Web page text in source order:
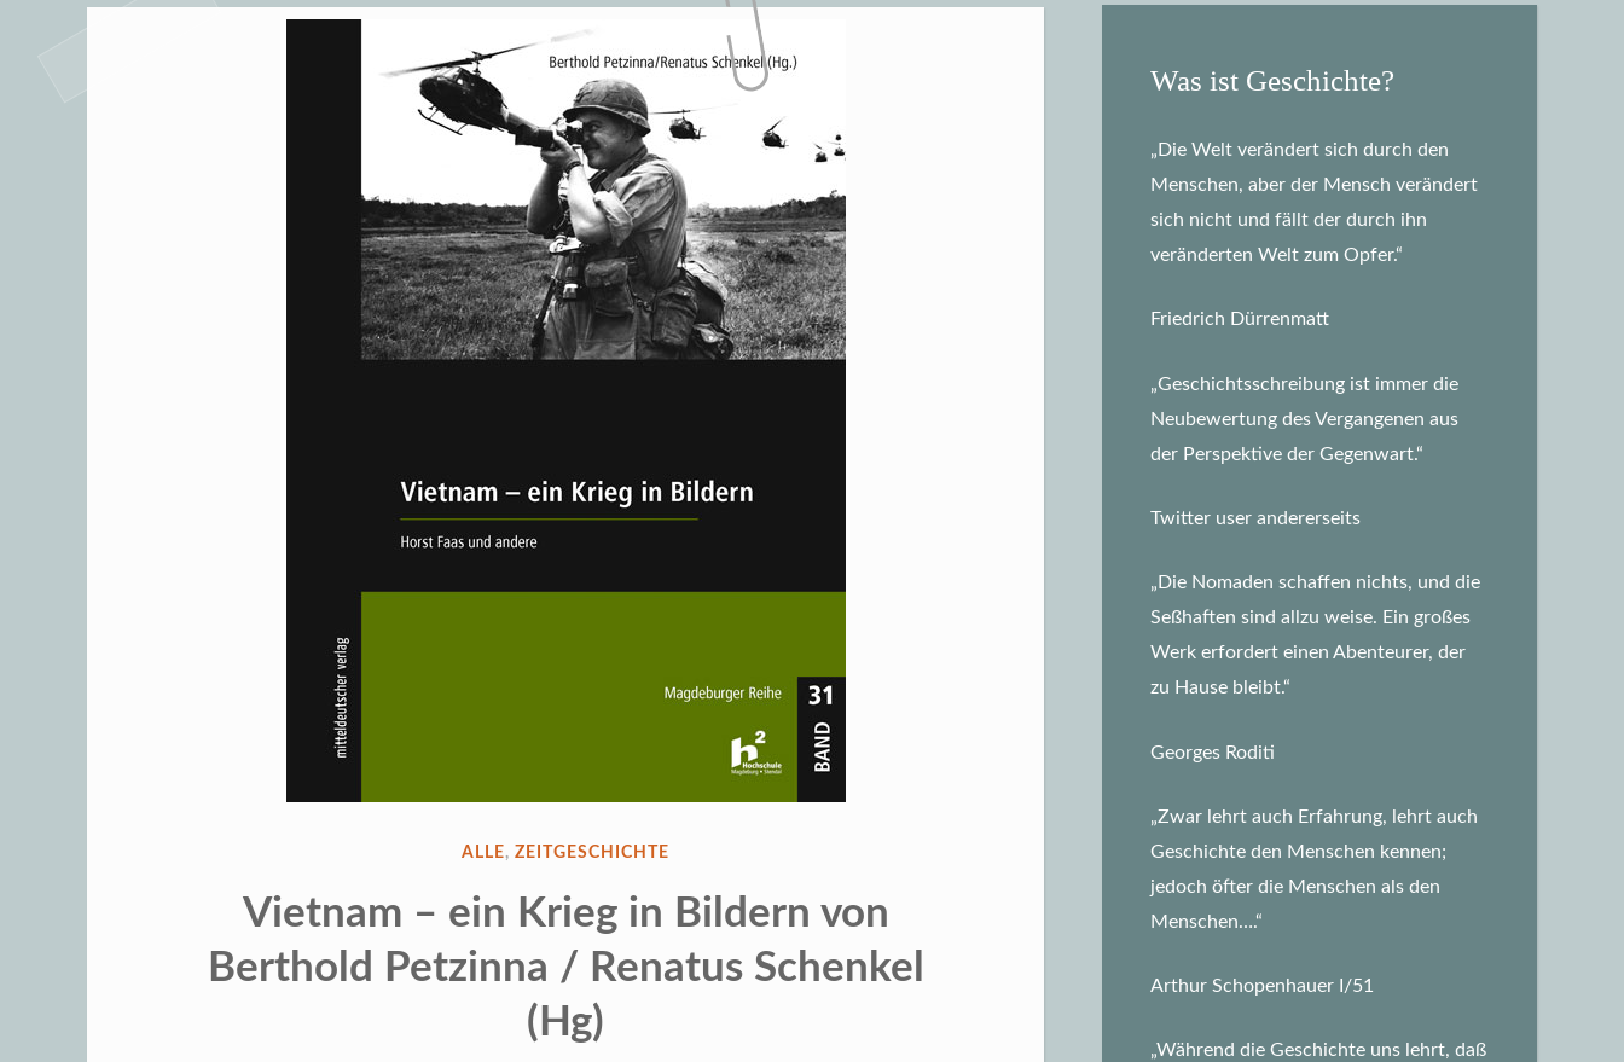
VERÖFFENTLICHT
ALLE,ZEITGESCHICHTE
Vietnam – ein Krieg in Bildern von
Berthold Petzinna / Renatus Schenkel
(Hg)
Was ist Geschichte?
„Die Welt verändert sich durch den
Menschen, aber der Mensch verändert
sich nicht und fällt der durch ihn
veränderten Welt zum Opfer.“
Friedrich Dürrenmatt
„Geschichtsschreibung ist immer die
Neubewertung des Vergangenen aus
der Perspektive der Gegenwart.“
Twitter user andererseits
„Die Nomaden schaffen nichts, und die
Seßhaften sind allzu weise. Ein großes
Werk erfordert einen Abenteurer, der
zu Hause bleibt.“
Georges Roditi
„Zwar lehrt auch Erfahrung, lehrt auch
Geschichte den Menschen kennen;
jedoch öfter die Menschen als den
Menschen….“
Arthur Schopenhauer I/51
„Während die Geschichte uns lehrt, daß